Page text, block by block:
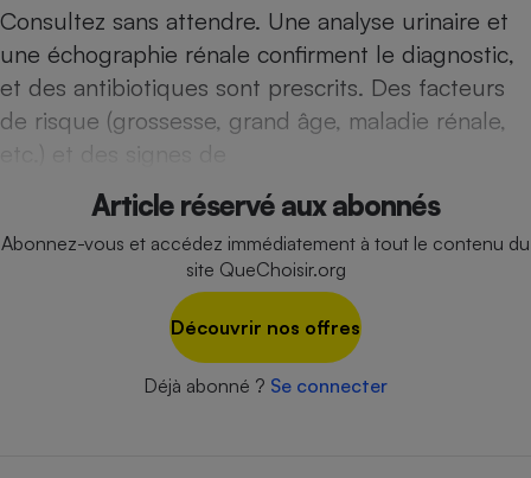
Consultez sans attendre. Une analyse urinaire et
une échographie rénale confirment le diagnostic,
et des antibiotiques sont prescrits. Des facteurs
de risque (grossesse, grand âge, maladie rénale,
etc.) et des signes de
Article réservé aux abonnés
Abonnez-vous et accédez immédiatement à tout le contenu du
site QueChoisir.org
Découvrir nos offres
Déjà abonné ? Se connecter
Climatiseur -
Ventilateur
Cafetière à expressos
Antivirus